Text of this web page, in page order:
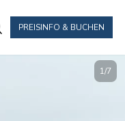
PREISINFO & BUCHEN
1/7